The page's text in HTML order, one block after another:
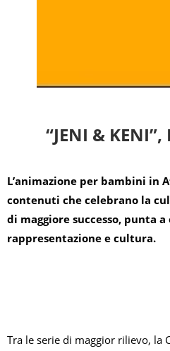
“JENI &
L’animazione per bambini in
contenuti che celebrano la
di maggiore successo, punta
rappresentazione e cultura.
Tra le serie di maggior rilievo, la